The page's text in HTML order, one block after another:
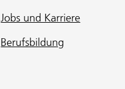
Jobs und Karriere
Berufsbildung